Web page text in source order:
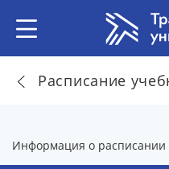
Расписание
Информация о расписании